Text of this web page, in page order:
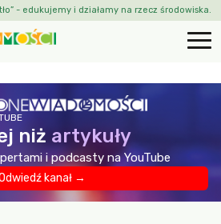
- edukujemy i działamy na rzecz środowiska.
niż artykuły
i podcasty na YouTube
kanał →